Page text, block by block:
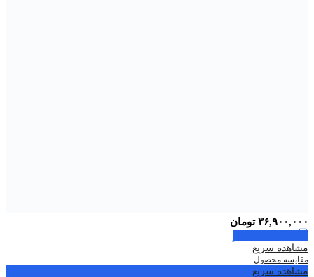
۳۶,۹۰۰,۰۰۰ تومان
مشاهده سریع
مقایسه محصول
مشاهده سریع